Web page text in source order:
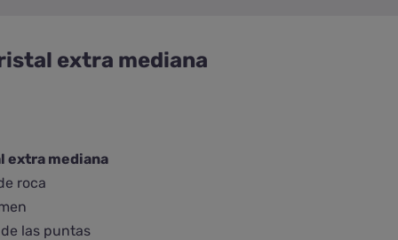
extra mediana
extra mediana
roca
las puntas